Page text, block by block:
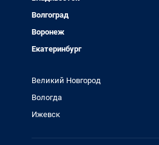
Волгоград
Воронеж
Екатеринбург
Великий Новгород
Вологда
Ижевск